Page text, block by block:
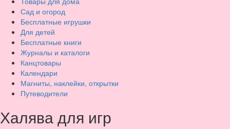
Сад и огород
Бесплатные игрушки
Для детей
Бесплатные книги
Журналы и каталоги
Канцтовары
Календари
Магниты, наклейки, открытки
Путеводители
Халява для игр